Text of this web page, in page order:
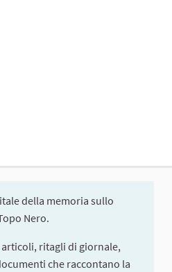
della memoria sullo
Nero.
ritagli di giornale,
che raccontano la